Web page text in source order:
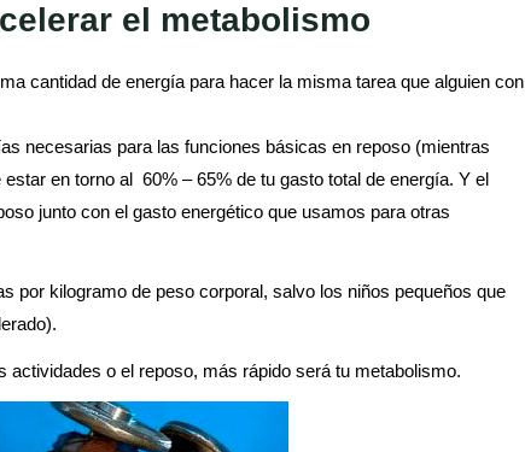
el metabolismo
cantidad de energía para hacer la misma tarea que alguien con
necesarias para las funciones básicas en reposo (mientras
en torno al 60% – 65% de tu gasto total de energía. Y el
junto con el gasto energético que usamos para otras
por kilogramo de peso corporal, salvo los niños pequeños que
o el reposo, más rápido será tu metabolismo.